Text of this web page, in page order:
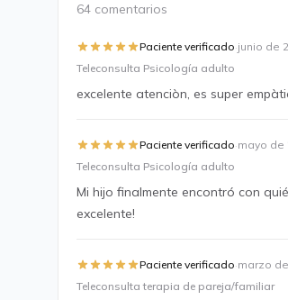
64 comentarios
Paciente verificado·junio de
Teleconsulta Psicología adulto
excelente atenciòn, es super
Paciente verificado·mayo de
Teleconsulta Psicología adulto
Mi hijo finalmente encontró con
excelente!
Paciente verificado·marzo
Teleconsulta terapia de pareja/familiar